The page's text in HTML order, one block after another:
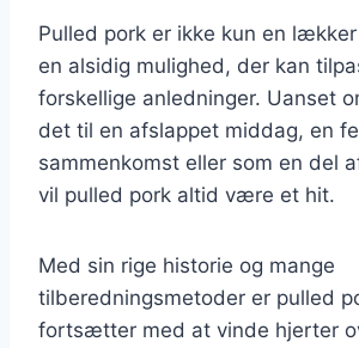
Pulled pork er ikke kun en
en alsidig mulighed, der kan
forskellige anledninger. Uanset
det til en afslappet middag, en
sammenkomst eller som en del
vil pulled pork altid være et hit.
Med sin rige historie og mange
tilberedningsmetoder er pulled
fortsætter med at vinde hjerter